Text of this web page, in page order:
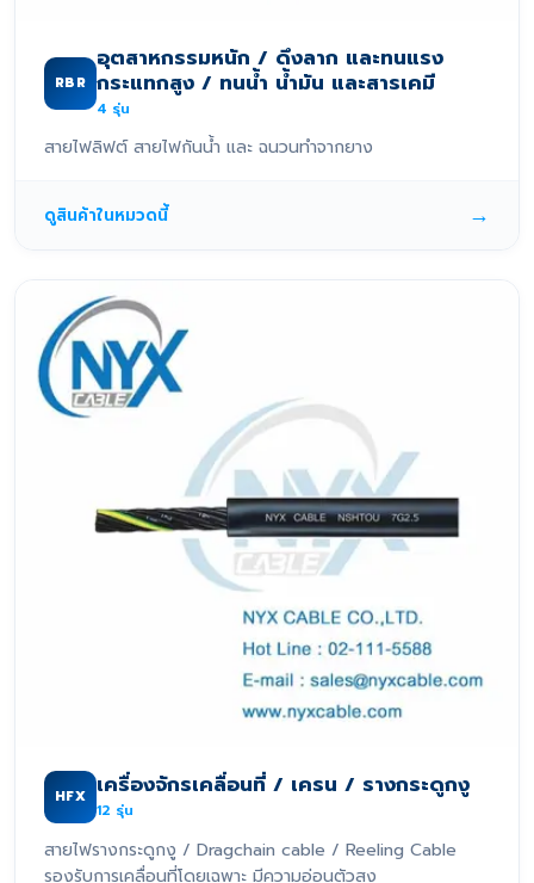
RBR
อุตสาหกรรมหนัก / ดึงลาก และทนแรง
กระแทกสูง / ทนน้ำ น้ำมัน และสารเคมี
4 รุ่น
สายไฟลิฟต์ สายไฟกันน้ำ และ ฉนวนทำจากยาง
ดูสินค้าในหมวดนี้ →
HFX เครื่องจักรเคลื่อนที่ / เครน / รางกระดูกงู
12 รุ่น
สายไฟรางกระดูกงู / Dragchain cable / Reeling Cable
รองรับการเคลื่อนที่โดยเฉพาะ มีความอ่อนตัวสูง